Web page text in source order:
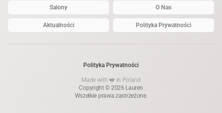
Salony O Nas
Aktualności Polityka Prywatności
Copyright © 2026 Lauren
Wszelkie prawa zastrzeżone.
Polityka Prywatności
Made with ❤️ in Poland